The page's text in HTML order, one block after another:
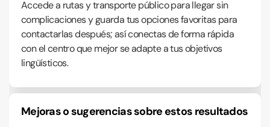
Accede a rutas y transporte público para llegar sin
complicaciones y guarda tus opciones favoritas para
contactarlas después; así conectas de forma rápida
con el centro que mejor se adapte a tus objetivos
lingüísticos.
Mejoras o sugerencias sobre estos resultados